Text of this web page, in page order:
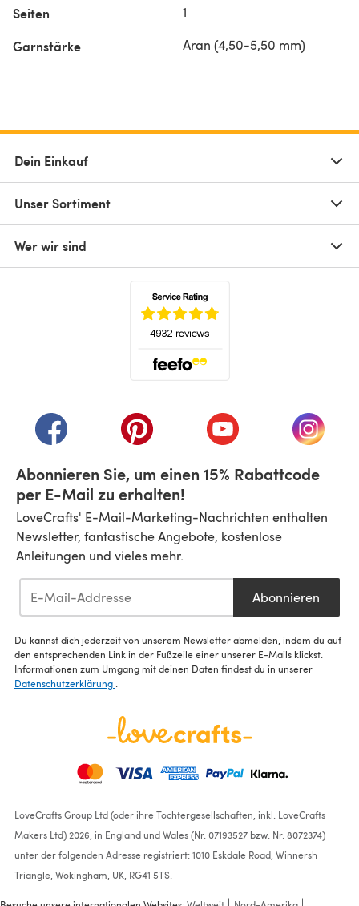
Seiten 1
Garnstärke Aran (4,50-5,50 mm)
Dein Einkauf
Unser Sortiment
Wer wir sind
(öffnet sich in einem neuen Tab)
(öffnet sich in einem neuen Tab)
(öffnet sich in einem
(öffnet
Abonnieren Sie, um einen 15% Rabattcode
per E-Mail zu erhalten!
LoveCrafts' E-Mail-Marketing-Nachrichten enthalten
Newsletter, fantastische Angebote, kostenlose
Anleitungen und vieles mehr.
Abonnieren
Du kannst dich jederzeit von unserem Newsletter abmelden, indem du auf
den entsprechenden Link in der Fußzeile einer unserer E-Mails klickst.
Informationen zum Umgang mit deinen Daten findest du in unserer
Datenschutzerklärung
LoveCrafts Group Ltd (oder ihre Tochtergesellschaften, inkl. LoveCrafts
Makers Ltd) 2026, in England und Wales (Nr. 07193527 bzw. Nr. 8072374)
unter der folgenden Adresse registriert: 1010 Eskdale Road, Winnersh
Triangle, Wokingham, UK, RG41 5TS.